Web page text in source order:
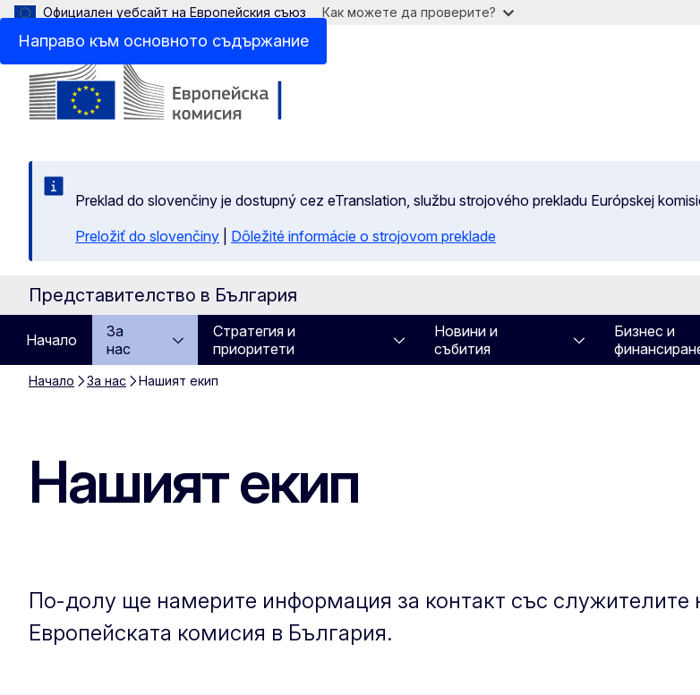
Направо към основното съдържание
Официален уебсайт на Европейския съюз Как можете да проверите?
Preklad do slovenčiny je dostupný cez eTranslation, službu strojového prekladu Európskej
Preložiť do slovenčiny
Dôležité informácie o strojovom preklade
Представителство в България
Начало
За
нас
Стратегия и
приоритети
Новини и
събития
Бизнес и
Начало За нас Нашият екип
Нашият екип
По-долу ще намерите информация за контакт със служителите
Европейската комисия в България.